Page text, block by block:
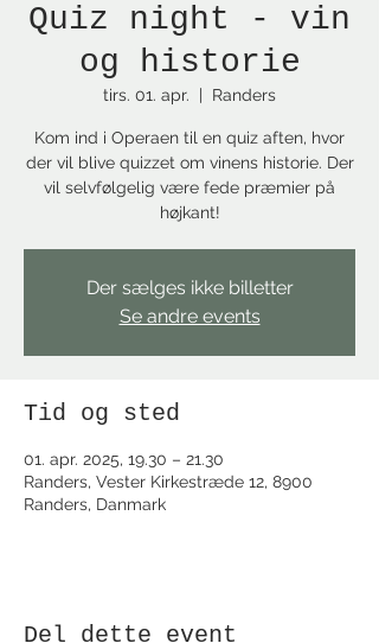
Quiz night - vin
og historie
tirs. 01. apr.
  |
Randers
Kom ind i Operaen til en quiz aften, hvor
der vil blive quizzet om vinens historie. Der
vil selvfølgelig være fede præmier på
højkant!
Der sælges ikke billetter
Se andre events
Tid og sted
01. apr. 2025, 19.30 – 21.30
Randers, Vester Kirkestræde 12, 8900
Randers, Danmark
Del dette event